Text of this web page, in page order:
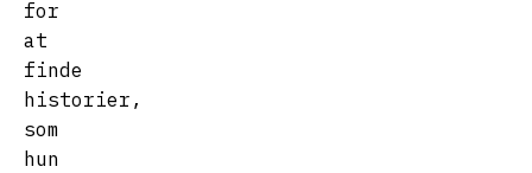
for
at
finde
historier,
som
hun